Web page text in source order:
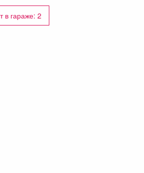
в гараже: 2